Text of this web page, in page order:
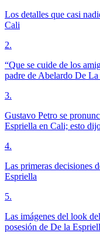
Los detalles que casi
Cali
2.
“Que se cuide de los
padre de Abelardo De
3.
Gustavo Petro se
Espriella en Cali; esto
4.
Las primeras decisiones
Espriella
5.
Las imágenes del look
posesión de De la